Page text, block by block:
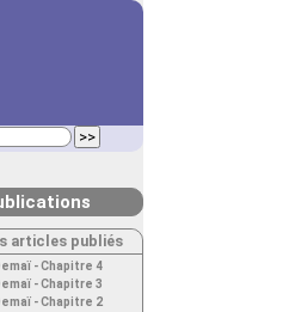
articles publiés
- Chapitre 4
- Chapitre 3
- Chapitre 2